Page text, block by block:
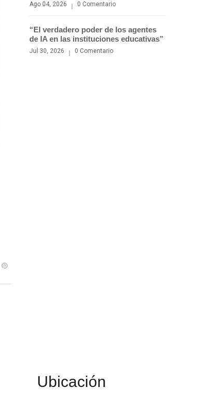
Ago 04, 2026 0 Comentario
“El verdadero poder de los agentes
de IA en las instituciones educativas”
Jul 30, 2026 0 Comentario
Ubicación